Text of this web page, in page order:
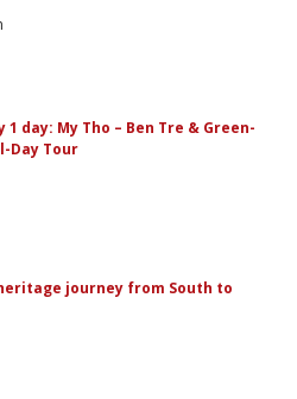
day: My Tho – Ben Tre & Green-
Day Tour
journey from South to